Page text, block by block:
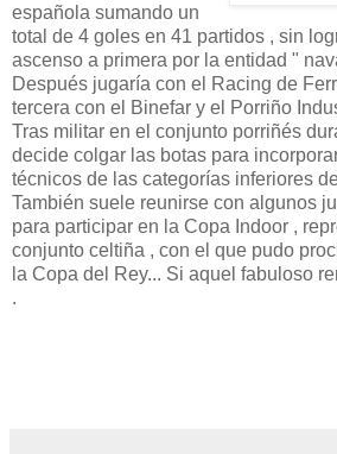
española sumando un
total de 4 goles en 41 partidos , sin
ascenso a primera por la entidad "
Después jugaría con el Racing de
tercera con el Binefar y el Porriño
Tras militar en el conjunto porriñés
decide colgar las botas para
técnicos de las categorías inferiores
También suele reunirse con algunos
para participar en la Copa Indoor ,
conjunto celtiña , con el que pudo
la Copa del Rey... Si aquel fabuloso
.